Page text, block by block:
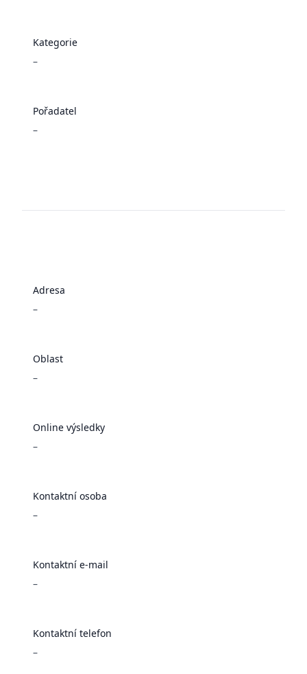
Kategorie
–
Pořadatel
–
Adresa
–
Oblast
–
Online výsledky
–
Kontaktní osoba
–
Kontaktní e-mail
–
Kontaktní telefon
–